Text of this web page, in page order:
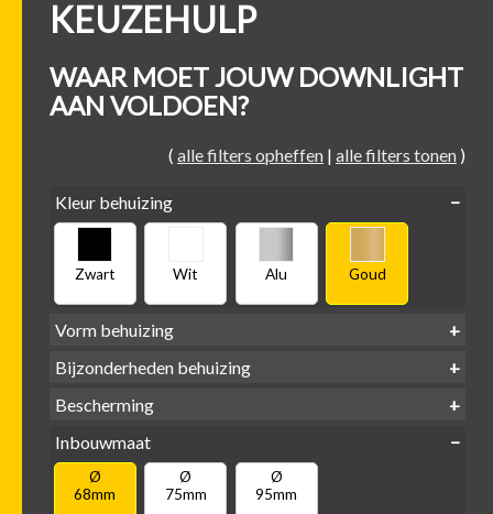
KEUZEHULP
WAAR MOET JOUW DOWNLIGHT
AAN VOLDOEN?
( alle filters opheffen | alle filters tonen )
Kleur behuizing
Zwart Wit Alu Goud
Vorm behuizing
Vierkant
Bijzonderheden behuizing
Bescherming
IP65 water-
Inbouwmaat
Ø
68mm
Ø
75mm
Ø
95mm